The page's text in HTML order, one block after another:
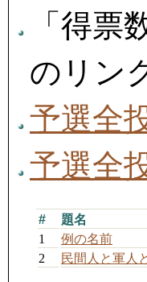
「得
のリン
予選全
予選全
#
題名
1
例の名前
2
民間人と軍人